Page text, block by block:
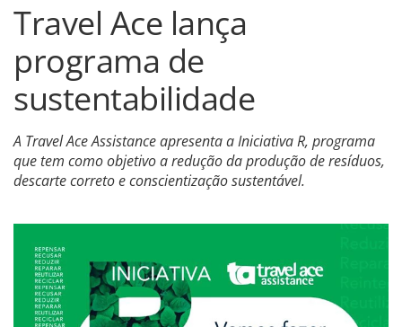
Travel Ace lança
programa de
sustentabilidade
A Travel Ace Assistance apresenta a Iniciativa R, programa
que tem como objetivo a redução da produção de resíduos,
descarte correto e conscientização sustentável.